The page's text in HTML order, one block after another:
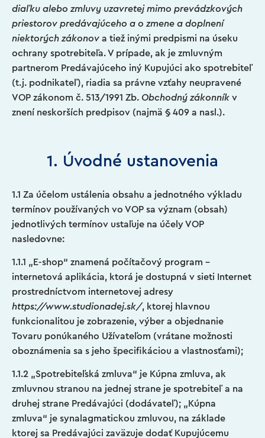
diaľku alebo zmluvy uzavretej mimo prevádzkových
priestorov predávajúceho a o zmene a doplnení
niektorých zákonov a tiež inými predpismi na úseku
ochrany spotrebiteľa. V prípade, ak je zmluvným
partnerom Predávajúceho iný Kupujúci ako spotrebiteľ
(t.j. podnikateľ), riadia sa právne vzťahy neupravené
VOP zákonom č. 513/1991 Zb. Obchodný zákonník v
znení neskorších predpisov (najmä § 409 a nasl.).
1. Úvodné ustanovenia
1.1 Za účelom ustálenia obsahu a jednotného výkladu
termínov používaných vo VOP sa význam (obsah)
jednotlivých termínov ustaľuje na účely VOP
nasledovne:
1.1.1 „E-shop“ znamená počítačový program –
internetová aplikácia, ktorá je dostupná v sieti Internet
prostredníctvom internetovej adresy
https://www.studionadej.sk/, ktorej hlavnou
funkcionalitou je zobrazenie, výber a objednanie
Tovaru ponúkaného Užívateľom (vrátane možnosti
oboznámenia sa s jeho špecifikáciou a vlastnosťami);
1.1.2 „Spotrebiteľská zmluva“ je Kúpna zmluva, ak
zmluvnou stranou na jednej strane je spotrebiteľ a na
druhej strane Predávajúci (dodávateľ); „Kúpna
zmluva“ je synalagmatickou zmluvou, na základe
ktorej sa Predávajúci zaväzuje dodať Kupujúcemu